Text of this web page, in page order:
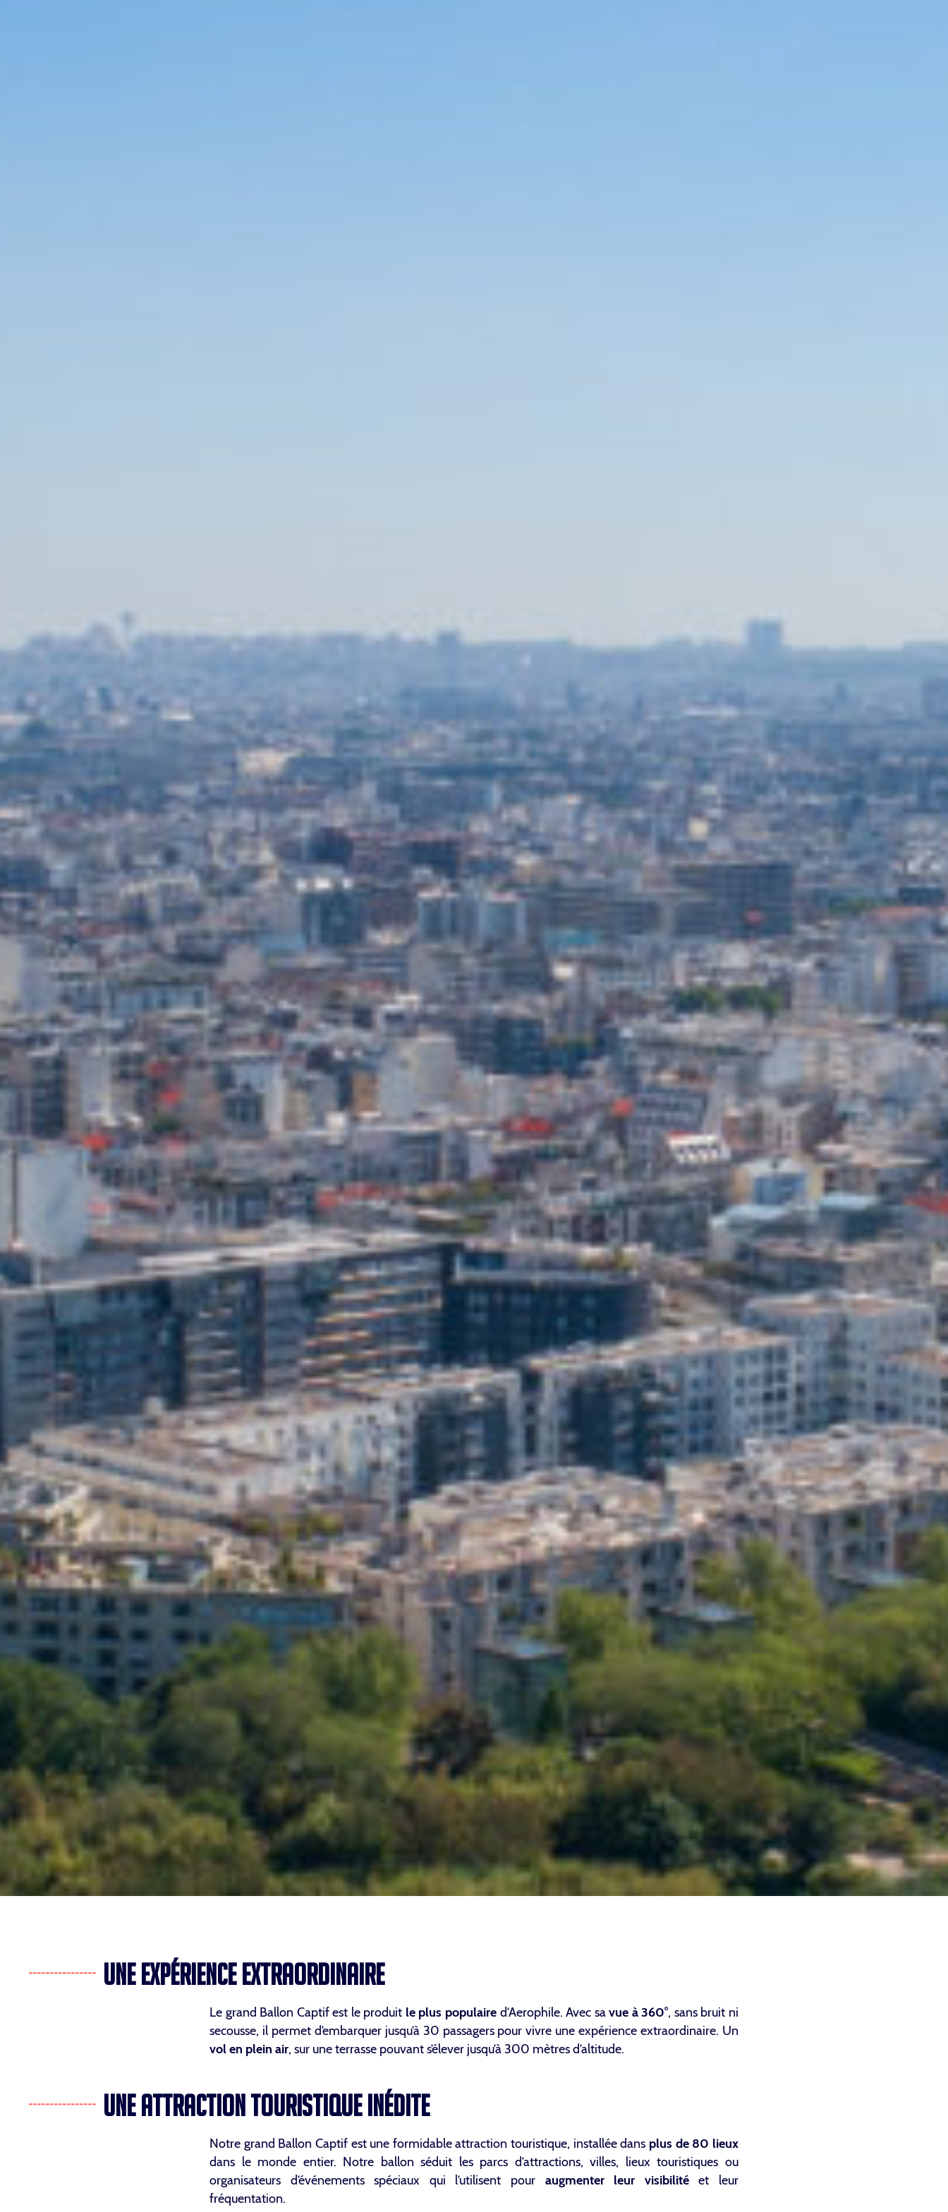
UNE EXPÉRIENCE EXTRAORDINAIRE
Le grand Ballon Captif est le produit le plus populaire d’Aerophile. Avec savue à 360°, sans bruit ni
secousse, il permet d’embarquer jusqu’à 30 passagers pour vivre une expérience extraordinaire. Un
vol en plein air, sur une terrasse pouvant s’élever jusqu’à 300 mètres d’altitude.
UNE ATTRACTION TOURISTIQUE INÉDITE
Notre grand Ballon Captif est une formidable attraction touristique, installée dans plus de 80 lieux
dans le monde entier. Notre ballon séduit les parcs d’attractions, villes, lieux touristiques ou
organisateurs d’événements spéciaux qui l’utilisent pour augmenter leur visibilitéet leur
fréquentation.